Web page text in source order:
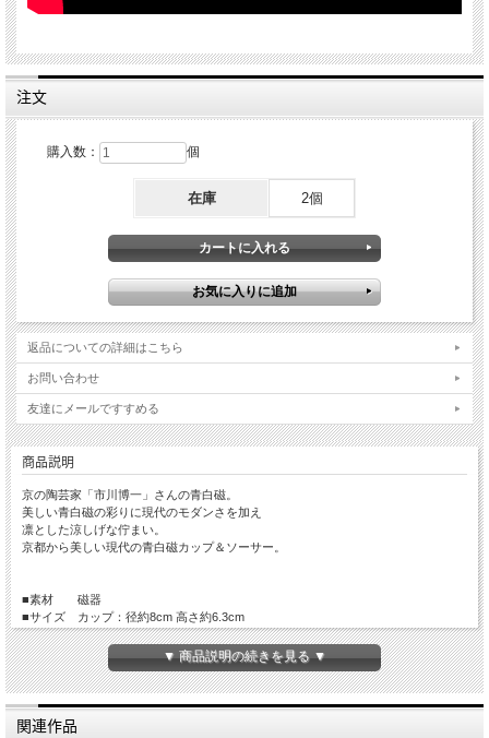
注文
購入数： 個
在庫 2個
返品についての詳細はこちら
お問い合わせ
友達にメールですすめる
商品説明
京の陶芸家「市川博一」さんの青白磁。
美しい青白磁の彩りに現代のモダンさを加え
凛とした涼しげな佇まい。
京都から美しい現代の青白磁カップ＆ソーサー。
■素材 磁器
■サイズ カップ：径約8cm 高さ約6.3cm
ソーサー：径約15.5cm 高さ約2cm
■手触り 艶のある質感
■重量 約390g
■容量 約150cc
■生産国 Made in Japan
▼ 商品説明の続きを見る ▼
関連作品